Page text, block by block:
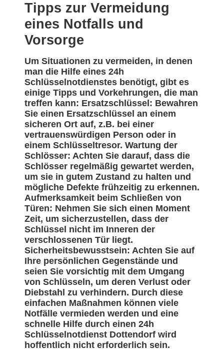
Tipps zur Vermeidung
eines Notfalls und
Vorsorge
Um Situationen zu vermeiden, in denen
man die Hilfe eines 24h
Schlüsselnotdienstes benötigt, gibt es
einige Tipps und Vorkehrungen, die man
treffen kann: Ersatzschlüssel: Bewahren
Sie einen Ersatzschlüssel an einem
sicheren Ort auf, z.B. bei einer
vertrauenswürdigen Person oder in
einem Schlüsseltresor. Wartung der
Schlösser: Achten Sie darauf, dass die
Schlösser regelmäßig gewartet werden,
um sie in gutem Zustand zu halten und
mögliche Defekte frühzeitig zu erkennen.
Aufmerksamkeit beim Schließen von
Türen: Nehmen Sie sich einen Moment
Zeit, um sicherzustellen, dass der
Schlüssel nicht im Inneren der
verschlossenen Tür liegt.
Sicherheitsbewusstsein: Achten Sie auf
Ihre persönlichen Gegenstände und
seien Sie vorsichtig mit dem Umgang
von Schlüsseln, um deren Verlust oder
Diebstahl zu verhindern. Durch diese
einfachen Maßnahmen können viele
Notfälle vermieden werden und eine
schnelle Hilfe durch einen 24h
Schlüsselnotdienst Dottendorf wird
hoffentlich nicht erforderlich sein.